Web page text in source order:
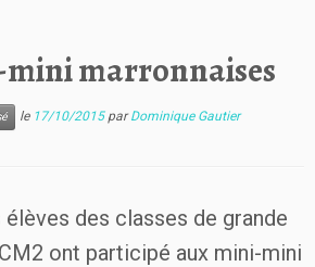
marronnaises
le 17/10/2015 parDominique Gautier
des classes de grande
ont participé aux mini-mini